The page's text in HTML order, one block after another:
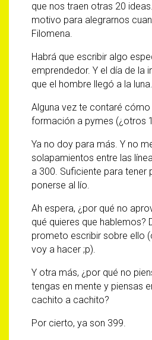
que nos traen otras 20
motivo para alegrarnos
Filomena.
Habrá que escribir algo
emprendedor. Y el día de la
que el hombre llegó a la
Alguna vez te contaré
formación a pymes (¿otros
Ya no doy para más. Y no
solapamientos entre las
a 300. Suficiente para tener
ponerse al lío.
Ah espera, ¿por qué no
qué quieres que hablemos?
prometo escribir sobre ello
voy a hacer ;p).
Y otra más, ¿por qué no
tengas en mente y piensas
cachito a cachito?
Por cierto, ya son 399.